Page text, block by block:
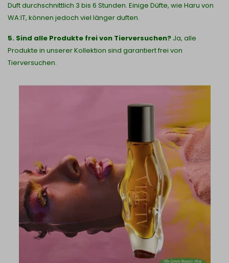
Duft durchschnittlich 3 bis 6 Stunden. Einige Düfte, wie Haru von
WA:IT, können jedoch viel länger duften.
5. Sind alle Produkte frei von Tierversuchen? Ja, alle
Produkte in unserer Kollektion sind garantiert frei von
Tierversuchen.